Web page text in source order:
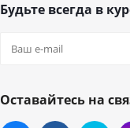
Будьте всегда в
Оставайтесь на